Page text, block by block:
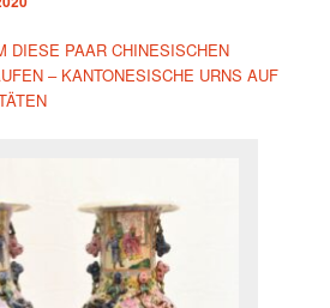
DIESE PAAR CHINESISCHEN
– KANTONESISCHE URNS AUF